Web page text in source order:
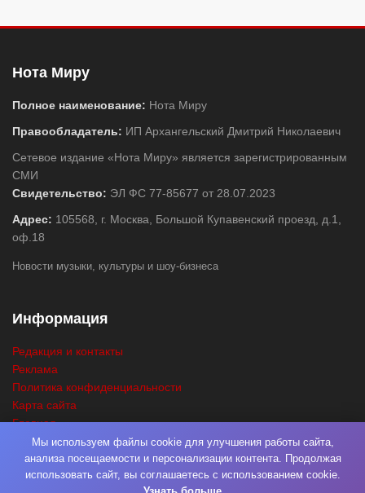
Нота Миру
Полное наименование: Нота Миру
Правообладатель: ИП Архангельский Дмитрий Николаевич
Сетевое издание «Нота Миру» является зарегистрированным
СМИ
Свидетельство: ЭЛ ФС 77-85677 от 28.07.2023
Адрес: 105568, г. Москва, Большой Купавенский проезд, д.1,
оф.18
Новости музыки, культуры и шоу-бизнеса
Информация
Редакция и контакты
Реклама
Политика конфиденциальности
Карта сайта
Главная
ПоискМы используем файлы cookie для улучшения работы сайта,
анализа посещаемости и персонализации контента. Продолжая
использовать сайт, вы соглашаетесь с использованием cookie.